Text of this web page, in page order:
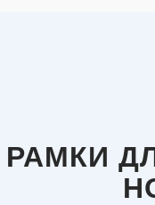
РАМКИ